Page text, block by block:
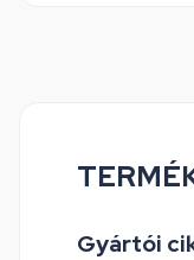
Gyártói